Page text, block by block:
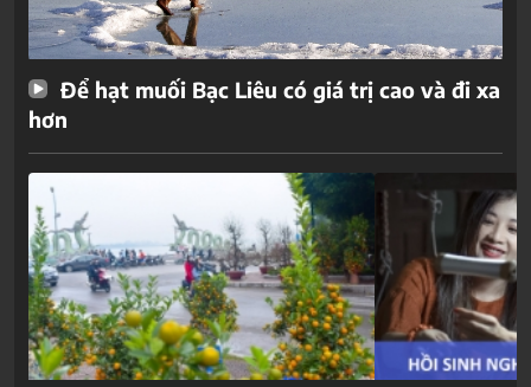
Để hạt muối Bạc Liêu có giá trị cao và đi xa
hơn